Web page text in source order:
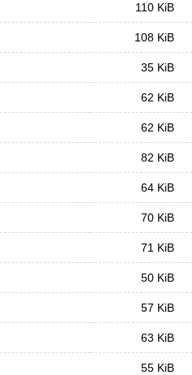
110 KiB
108 KiB
35 KiB
62 KiB
62 KiB
82 KiB
64 KiB
70 KiB
71 KiB
50 KiB
57 KiB
63 KiB
55 KiB